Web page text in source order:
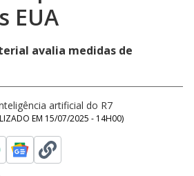
EUA
avalia medidas de
artificial do R7
EM 15/07/2025 - 14H00)